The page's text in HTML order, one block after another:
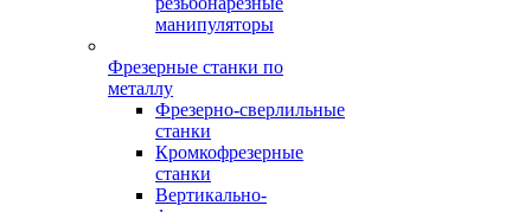
манипуляторы
Фрезерные станки по
металлу
Фрезерно-сверлильные
станки
Кромкофрезерные
станки
Вертикально-